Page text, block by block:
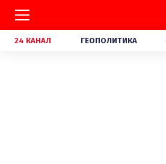
24 КАНАЛ ГЕОПОЛИТИКА